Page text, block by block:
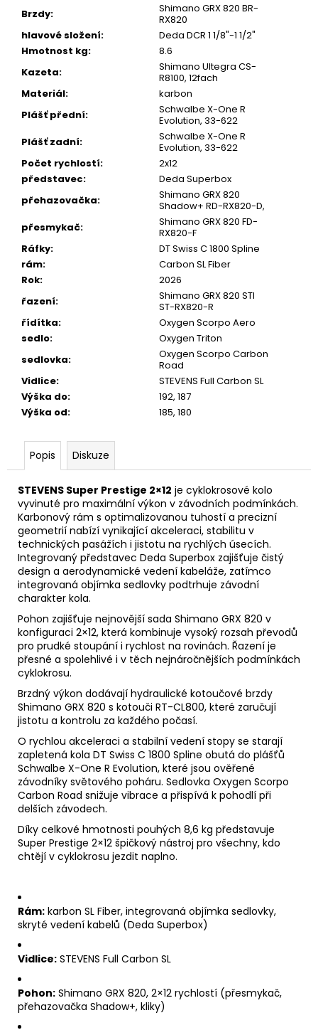
Brzdy:
Shimano GRX 820 BR-
RX820
hlavové složení:
Deda DCR 1 1/8"-1 1/2"
Hmotnost kg:
8.6
Kazeta:
Shimano Ultegra CS-
R8100, 12fach
Materiál:
karbon
Plášť přední:
Schwalbe X-One R
Evolution, 33-622
Plášť zadní:
Schwalbe X-One R
Evolution, 33-622
Počet rychlostí:
2x12
představec:
Deda Superbox
přehazovačka:
Shimano GRX 820
Shadow+ RD-RX820-D,
přesmykač:
Shimano GRX 820 FD-
RX820-F
Ráfky:
DT Swiss C 1800 Spline
rám:
Carbon SL Fiber
Rok:
2026
řazení:
Shimano GRX 820 STI
ST-RX820-R
řídítka:
Oxygen Scorpo Aero
sedlo:
Oxygen Triton
sedlovka:
Oxygen Scorpo Carbon
Road
Vidlice:
STEVENS Full Carbon SL
Výška do:
192, 187
Výška od: 185, 180
Popis Diskuze
STEVENS Super Prestige 2×12 je cyklokrosové kolo
vyvinuté pro maximální výkon v závodních podmínkách.
Karbonový rám s optimalizovanou tuhostí a precizní
geometrií nabízí vynikající akceleraci, stabilitu v
technických pasážích i jistotu na rychlých úsecích.
Integrovaný představec Deda Superbox zajišťuje čistý
design a aerodynamické vedení kabeláže, zatímco
integrovaná objímka sedlovky podtrhuje závodní
charakter kola.
Pohon zajišťuje nejnovější sada Shimano GRX 820 v
konfiguraci 2×12, která kombinuje vysoký rozsah převodů
pro prudké stoupání i rychlost na rovinách. Řazení je
přesné a spolehlivé i v těch nejnáročnějších podmínkách
cyklokrosu.
Brzdný výkon dodávají hydraulické kotoučové brzdy
Shimano GRX 820 s kotouči RT-CL800, které zaručují
jistotu a kontrolu za každého počasí.
O rychlou akceleraci a stabilní vedení stopy se starají
zapletená kola DT Swiss C 1800 Spline obutá do plášťů
Schwalbe X-One R Evolution, které jsou ověřené
závodníky světového poháru. Sedlovka Oxygen Scorpo
Carbon Road snižuje vibrace a přispívá k pohodlí při
delších závodech.
Díky celkové hmotnosti pouhých 8,6 kg představuje
Super Prestige 2×12 špičkový nástroj pro všechny, kdo
chtějí v cyklokrosu jezdit naplno.
Rám: karbon SL Fiber, integrovaná objímka sedlovky,
skryté vedení kabelů (Deda Superbox)
Vidlice: STEVENS Full Carbon SL
Pohon: Shimano GRX 820, 2×12 rychlostí (přesmykač,
přehazovačka Shadow+, kliky)